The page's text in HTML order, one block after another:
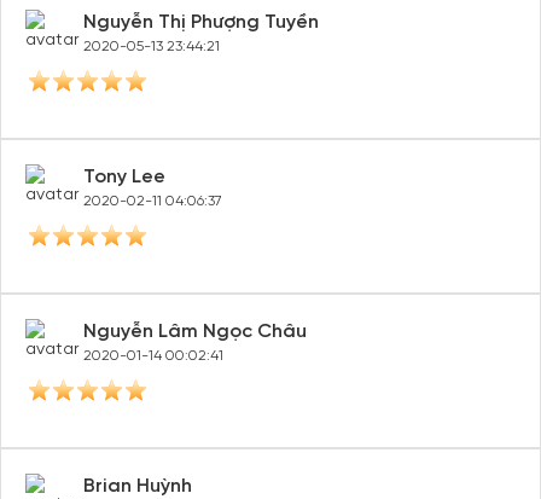
Nguyễn Thị Phượng Tuyền
2020-05-13 23:44:21
Tony Lee
2020-02-11 04:06:37
Nguyễn Lâm Ngọc Châu
2020-01-14 00:02:41
Brian Huỳnh
Tạo tài khoản để có thể
Đăng ký
Hoặc đăng nhập bằng
Đăng nhập Facebook